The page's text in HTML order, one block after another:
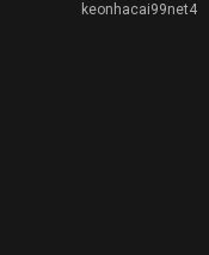
keonhacai99net4